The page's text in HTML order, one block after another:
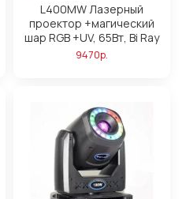
L400MW Лазерный
проектор +магический
шар RGB +UV, 65Вт, Bi Ray
9470р.